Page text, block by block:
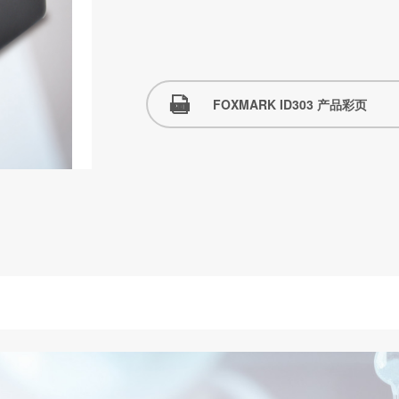
FOXMARK ID303 产品彩页